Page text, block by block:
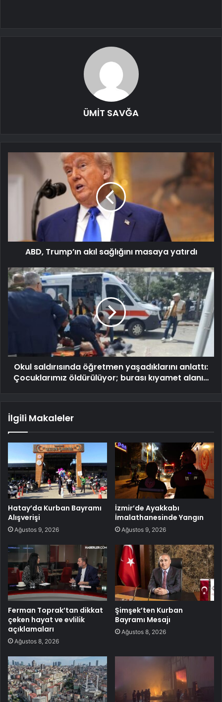
ÜMİT SAVĞA
ABD, Trump’ın akıl sağlığını masaya yatırdı
Okul saldırısında öğretmen yaşadıklarını anlattı:
Çocuklarımız öldürülüyor; burası kıyamet alanı…
İlgili Makaleler
Hatay’da Kurban Bayramı
Alışverişi
Ağustos 9, 2026
İzmir’de Ayakkabı
İmalathanesinde Yangın
Ağustos 9, 2026
Ferman Toprak’tan dikkat
çeken hayat ve evlilik
açıklamaları
Ağustos 8, 2026
Şimşek’ten Kurban
Bayramı Mesajı
Ağustos 8, 2026